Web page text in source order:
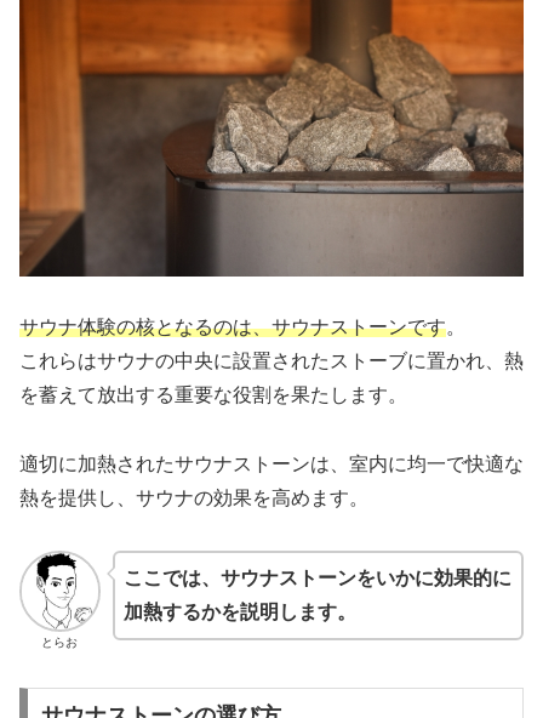
サウナ体験の核となるのは、サウナストーンです。
これらはサウナの中央に設置されたストーブに置かれ、熱
を蓄えて放出する重要な役割を果たします。
適切に加熱されたサウナストーンは、室内に均一で快適な
熱を提供し、サウナの効果を高めます。
とらお
ここでは、サウナストーンをいかに効果的に
加熱するかを説明します。